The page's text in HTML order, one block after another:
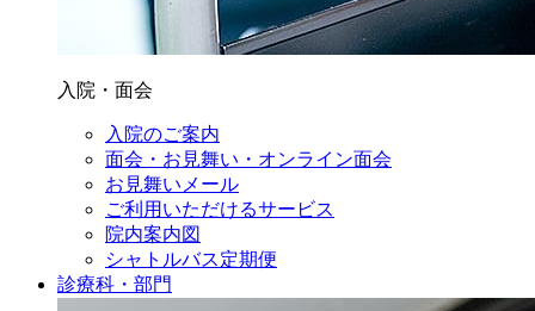
入院・面会
入院のご案内
面会・お見舞い・オンライン面会
お見舞いメール
ご利用いただけるサービス
院内案内図
シャトルバス定期便
診療科・部門